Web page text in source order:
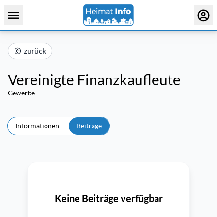
zurück
Vereinigte Finanzkaufleute
Gewerbe
Informationen Beiträge
Keine Beiträge verfügbar